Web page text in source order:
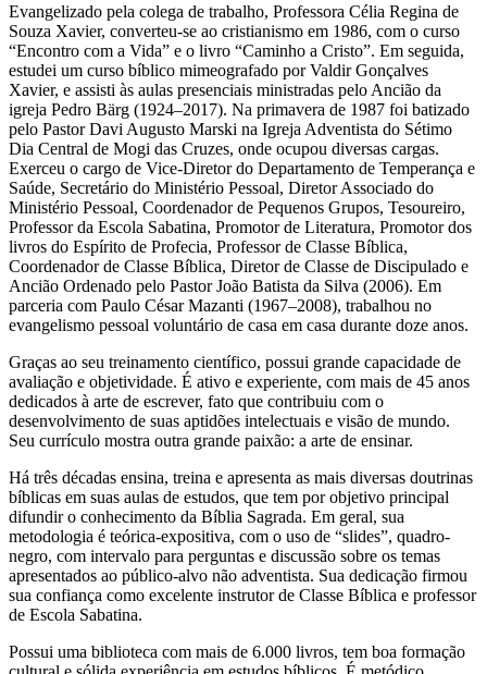
Evangelizado pela colega de trabalho, Professora Célia Regina de
Souza Xavier, converteu-se ao cristianismo em 1986, com o curso
“Encontro com a Vida” e o livro “Caminho a Cristo”. Em seguida,
estudei um curso bíblico mimeografado por Valdir Gonçalves
Xavier, e assisti às aulas presenciais ministradas pelo Ancião da
igreja Pedro Bärg (1924–2017). Na primavera de 1987 foi batizado
pelo Pastor Davi Augusto Marski na Igreja Adventista do Sétimo
Dia Central de Mogi das Cruzes, onde ocupou diversas cargas.
Exerceu o cargo de Vice-Diretor do Departamento de Temperança e
Saúde, Secretário do Ministério Pessoal, Diretor Associado do
Ministério Pessoal, Coordenador de Pequenos Grupos, Tesoureiro,
Professor da Escola Sabatina, Promotor de Literatura, Promotor dos
livros do Espírito de Profecia, Professor de Classe Bíblica,
Coordenador de Classe Bíblica, Diretor de Classe de Discipulado e
Ancião Ordenado pelo Pastor João Batista da Silva (2006). Em
parceria com Paulo César Mazanti (1967–2008), trabalhou no
evangelismo pessoal voluntário de casa em casa durante doze anos.
Graças ao seu treinamento científico, possui grande capacidade de
avaliação e objetividade. É ativo e experiente, com mais de 45 anos
dedicados à arte de escrever, fato que contribuiu com o
desenvolvimento de suas aptidões intelectuais e visão de mundo.
Seu currículo mostra outra grande paixão: a arte de ensinar.
Há três décadas ensina, treina e apresenta as mais diversas doutrinas
bíblicas em suas aulas de estudos, que tem por objetivo principal
difundir o conhecimento da Bíblia Sagrada. Em geral, sua
metodologia é teórica-expositiva, com o uso de “slides”, quadro-
negro, com intervalo para perguntas e discussão sobre os temas
apresentados ao público-alvo não adventista. Sua dedicação firmou
sua confiança como excelente instrutor de Classe Bíblica e professor
de Escola Sabatina.
Possui uma biblioteca com mais de 6.000 livros, tem boa formação